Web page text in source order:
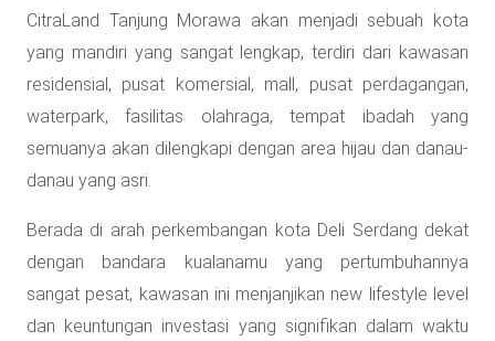
CitraLand Tanjung Morawa akan menjadi sebuah kota
yang mandiri yang sangat lengkap, terdiri dari kawasan
residensial, pusat komersial, mall, pusat perdagangan,
waterpark, fasilitas olahraga, tempat ibadah yang
semuanya akan dilengkapi dengan area hijau dan danau-
danau yang asri.
Berada di arah perkembangan kota Deli Serdang dekat
dengan bandara kualanamu yang pertumbuhannya
sangat pesat, kawasan ini menjanjikan new lifestyle level
dan keuntungan investasi yang signifikan dalam waktu